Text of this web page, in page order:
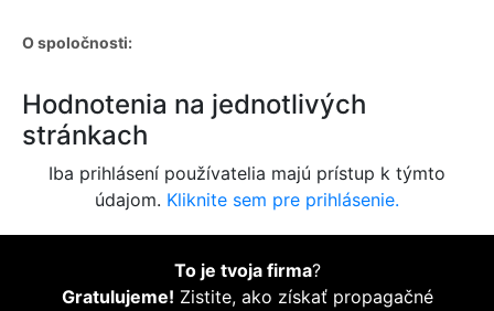
O spoločnosti:
Hodnotenia na jednotlivých
stránkach
Iba prihlásení používatelia majú prístup k týmto
údajom. Kliknite sem pre prihlásenie.
To je tvoja firma?
Gratulujeme! Zistite, ako získať propagačné